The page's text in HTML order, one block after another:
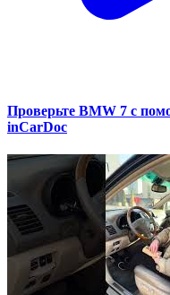
Проверьте BMW 7 с
inCarDoc